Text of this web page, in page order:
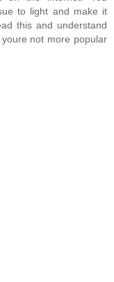
to light and make it
this and understand
not more popular